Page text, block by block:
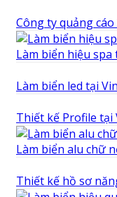
Công ty quảng
Làm biển hiệu spa
Làm biển led tại
Thiết kế Profile tại
Làm biển alu chữ
Thiết kế hồ sơ